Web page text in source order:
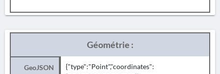
Géométrie :
GeoJSON
{"type":"Point","coordinates":